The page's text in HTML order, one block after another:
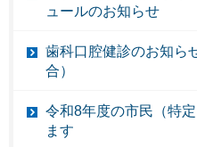
ュールのお知らせ
歯科口腔健診のお知ら
合）
令和8年度の市民（特
ます